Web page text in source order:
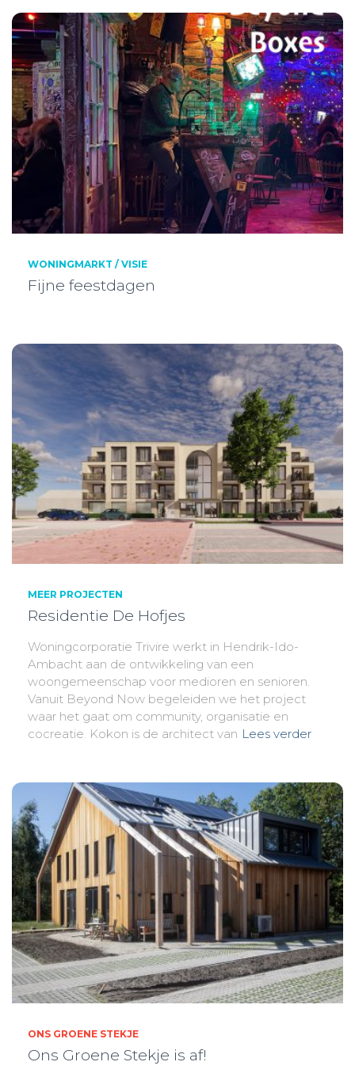
WONINGMARKT / VISIE
Fijne feestdagen
MEER PROJECTEN
Residentie De Hofjes
Woningcorporatie Trivire werkt in Hendrik-Ido-
Ambacht aan de ontwikkeling van een
woongemeenschap voor medioren en senioren.
Vanuit Beyond Now begeleiden we het project
waar het gaat om community, organisatie en
cocreatie. Kokon is de architect van Lees verder
ONS GROENE STEKJE
Ons Groene Stekje is af!